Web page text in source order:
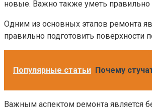
новые. Важно также уметь правильно
Одним из основных этапов ремонта
правильно подготовить поверхности
Популярные статьи Почему
Важным аспектом ремонта является